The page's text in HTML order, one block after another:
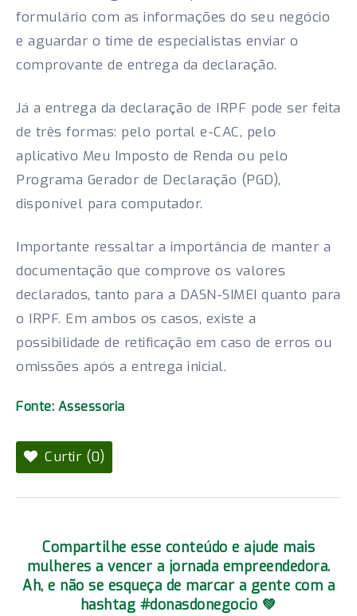
formulário com as informações do seu negócio
e aguardar o time de especialistas enviar o
comprovante de entrega da declaração.
Já a entrega da declaração de IRPF pode ser feita
de três formas: pelo portal e-CAC, pelo
aplicativo Meu Imposto de Renda ou pelo
Programa Gerador de Declaração (PGD),
disponível para computador.
Importante ressaltar a importância de manter a
documentação que comprove os valores
declarados, tanto para a DASN-SIMEI quanto para
o IRPF. Em ambos os casos, existe a
possibilidade de retificação em caso de erros ou
omissões após a entrega inicial.
Fonte: Assessoria
Curtir (0)
Compartilhe esse conteúdo e ajude mais
mulheres a vencer a jornada empreendedora.
Ah, e não se esqueça de marcar a gente com a
hashtag #donasdonegocio 💚